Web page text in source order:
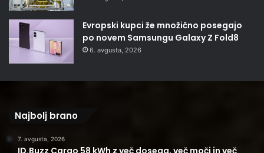
Evropski kupci že množično posegajo
po novem Samsungu Galaxy Z Fold8
6. avgusta, 2026
Najbolj brano
7. avgusta, 2026